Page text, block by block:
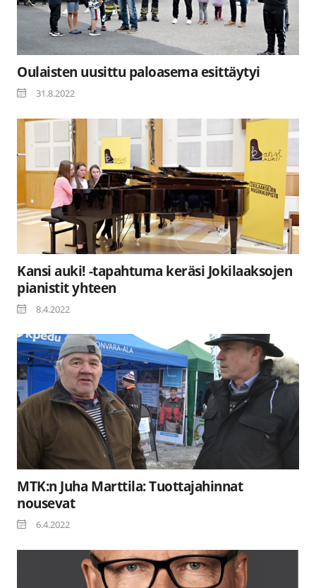
Oulaisten uusittu paloasema esittäytyi
31.8.2022
Kansi auki! -tapahtuma keräsi Jokilaaksojen
pianistit yhteen
8.4.2022
MTK:n Juha Marttila: Tuottajahinnat
nousevat
6.4.2022